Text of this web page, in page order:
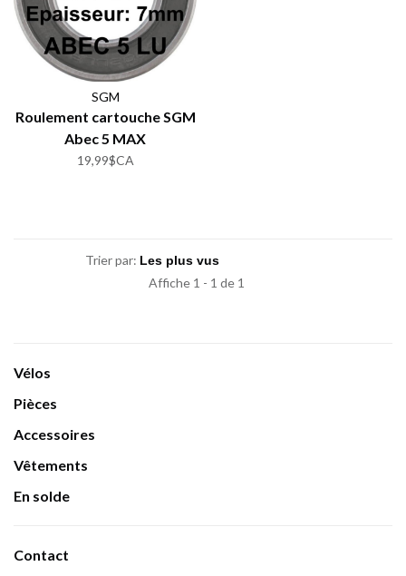
SGM
Roulement cartouche SGM
Abec 5 MAX
19,99$CA
Trier par:
Affiche 1 - 1 de 1
Vélos
Pièces
Accessoires
Vêtements
En solde
Contact